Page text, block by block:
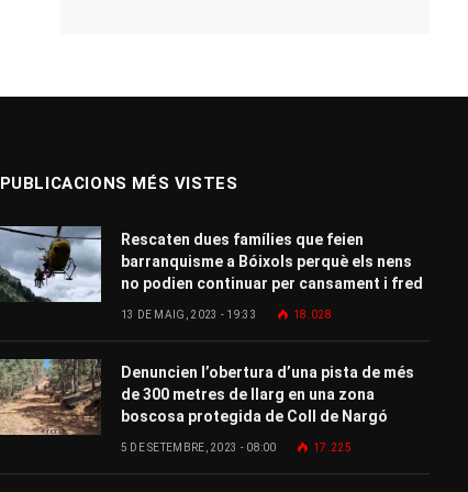
PUBLICACIONS MÉS VISTES
Rescaten dues famílies que feien
barranquisme a Bóixols perquè els nens
no podien continuar per cansament i fred
13 DE MAIG, 2023 - 19:33 18.028
Denuncien l’obertura d’una pista de més
de 300 metres de llarg en una zona
boscosa protegida de Coll de Nargó
5 DE SETEMBRE, 2023 - 08:00 17.225